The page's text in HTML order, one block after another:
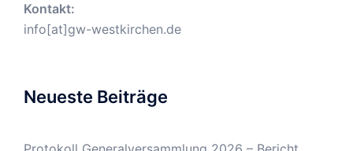
Kontakt:
info[at]gw-westkirchen.de
Neueste Beiträge